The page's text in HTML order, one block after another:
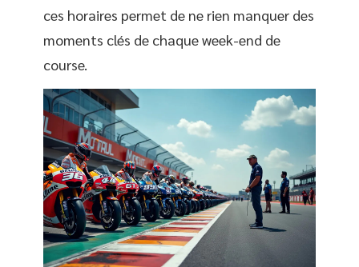
ces horaires permet de ne rien manquer des
moments clés de chaque week-end de
course.